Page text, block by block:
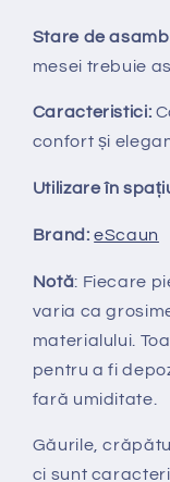
Stare de
mesei trebuie
Caracteristici:
confort și
Utilizare în
Brand:eScaun
Notă: Fiecare
varia ca
materialului.
pentru a fi
fară umiditate.
Găurile,
ci sunt